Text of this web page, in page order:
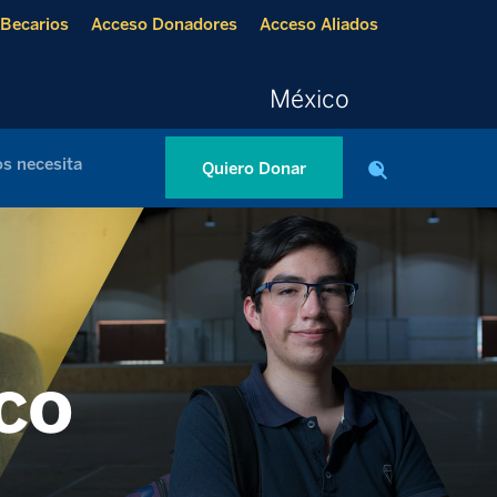
Acceso Donadores Acceso Aliados
México
Quiero Donar
necesita